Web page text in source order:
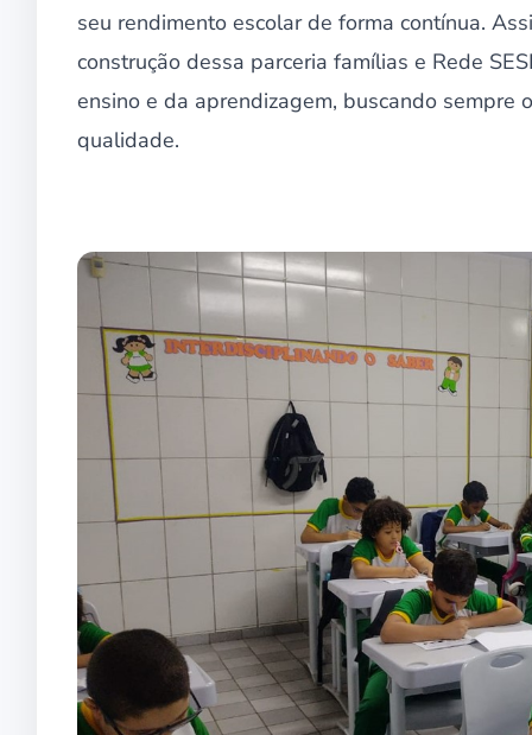
seu rendimento escolar de forma contínua.
construção dessa parceria famílias e Rede
ensino e da aprendizagem, buscando sempre
qualidade.